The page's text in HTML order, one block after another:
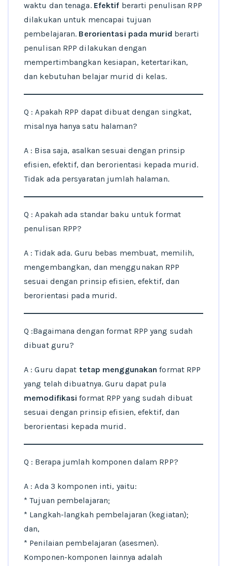
waktu dan tenaga. Efektif berarti penulisan RPP
dilakukan untuk mencapai tujuan
pembelajaran. Berorientasi pada murid berarti
penulisan RPP dilakukan dengan
mempertimbangkan kesiapan, ketertarikan,
dan kebutuhan belajar murid di kelas.
Q : Apakah RPP dapat dibuat dengan singkat,
misalnya hanya satu halaman?
A : Bisa saja, asalkan sesuai dengan prinsip
efisien, efektif, dan berorientasi kepada murid.
Tidak ada persyaratan jumlah halaman.
Q : Apakah ada standar baku untuk format
penulisan RPP?
A : Tidak ada. Guru bebas membuat, memilih,
mengembangkan, dan menggunakan RPP
sesuai dengan prinsip efisien, efektif, dan
berorientasi pada murid.
Q :Bagaimana dengan format RPP yang sudah
dibuat guru?
A : Guru dapat tetap menggunakan format RPP
yang telah dibuatnya. Guru dapat pula
memodifikasiformat RPP yang sudah dibuat
sesuai dengan prinsip efisien, efektif, dan
berorientasi kepada murid.
Q : Berapa jumlah komponen dalam RPP?
A : Ada 3 komponen inti, yaitu:
* Tujuan pembelajaran;
* Langkah-langkah pembelajaran (kegiatan);
dan,
* Penilaian pembelajaran (asesmen).
Komponen-komponen lainnya adalah